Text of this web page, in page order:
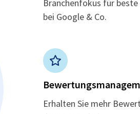
Branchenfokus für
bei Google & Co.
Erhalten Sie mehr